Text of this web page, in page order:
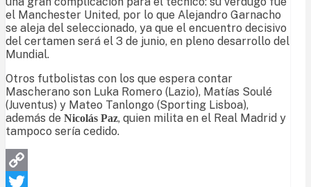
el Manchester United, por lo que Alejandro Garnacho
se aleja del seleccionado, ya que el encuentro decisivo
del certamen será el 3 de junio, en pleno desarrollo del
Mundial.
Otros futbolistas con los que espera contar
Mascherano son Luka Romero (Lazio), Matías Soulé
(Juventus) y Mateo Tanlongo (Sporting Lisboa),
además de Nicolás Paz, quien milita en el Real Madrid y
tampoco sería cedido.
Copy